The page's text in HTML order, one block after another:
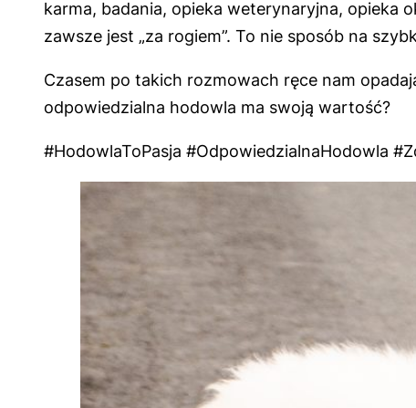
karma, badania, opieka weterynaryjna, opieka
zawsze jest „za rogiem”. To nie sposób na
Czasem po takich rozmowach ręce nam
odpowiedzialna hodowla ma swoją wartość?
#HodowlaToPasja #OdpowiedzialnaHodowla